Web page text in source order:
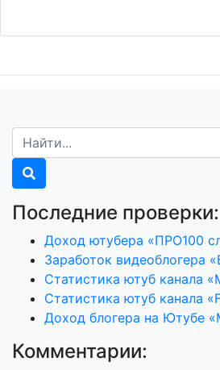
Последние проверки:
Доход ютубера «ПРО100
Заработок видеоблогера
Статистика ютуб канала
Статистика ютуб канала
Доход блогера на Ютубе
Комментарии: